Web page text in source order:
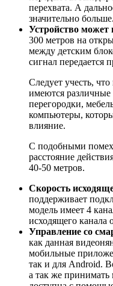
перехвата. А
значительно больше.
Устройство может
300 метров на
между детским
сигнал передается
Следует учесть,
имеются различные
перегородки,
компьютеры,
влияние.
С подобными
расстояние
40-50 метров.
Скорость
поддерживает
модель имеет 4
исходящего канала
Управление со
как данная
мобильные
так и для Android.
а так же